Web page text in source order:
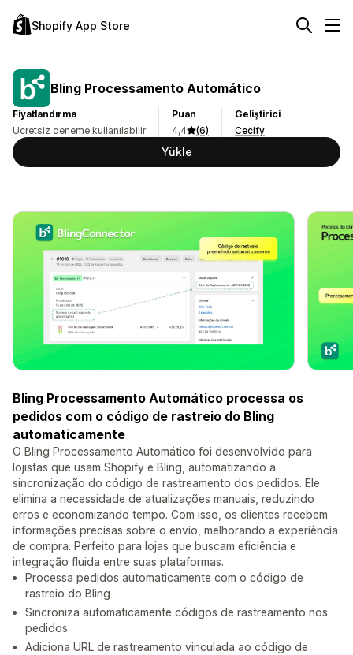
Shopify App Store
Bling Processamento Automático
Fiyatlandırma
Ücretsiz deneme kullanılabilir
Puan
4,4
(6)
Geliştirici
Cecify
Yükle
Bling Processamento Automático processa os
pedidos com o código de rastreio do Bling
automaticamente
O Bling Processamento Automático foi desenvolvido para
lojistas que usam Shopify e Bling, automatizando a
sincronização do código de rastreamento dos pedidos. Ele
elimina a necessidade de atualizações manuais, reduzindo
erros e economizando tempo. Com isso, os clientes recebem
informações precisas sobre o envio, melhorando a experiência
de compra. Perfeito para lojas que buscam eficiência e
integração fluida entre suas plataformas.
Processa pedidos automaticamente com o código de
rastreio do Bling
Sincroniza automaticamente códigos de rastreamento nos
pedidos.
Adiciona URL de rastreamento vinculada ao código de